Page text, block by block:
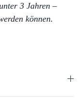
3 Jahren –
können.